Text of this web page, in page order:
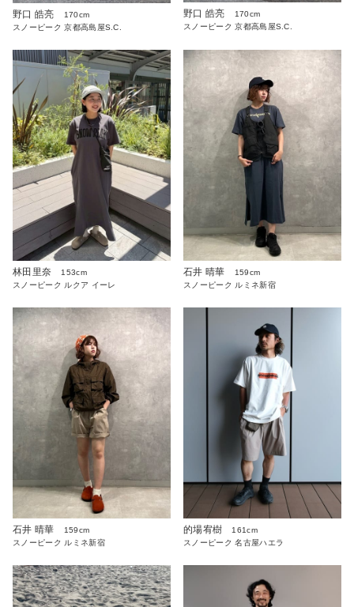
野口 皓亮
170cm
スノーピーク 京都高島屋S.C.
野口 皓亮
170cm
スノーピーク 京都高島屋S.C.
林田里奈
153cm
スノーピーク ルクア イーレ
石井 晴華
159cm
スノーピーク ルミネ新宿
石井 晴華
159cm
スノーピーク ルミネ新宿
的場宥樹
161cm
スノーピーク 名古屋ハエラ